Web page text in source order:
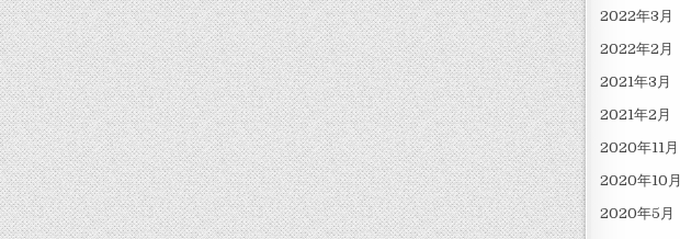
2022年3月
2022年2月
2021年3月
2021年2月
2020年11月
2020年10月
2020年5月